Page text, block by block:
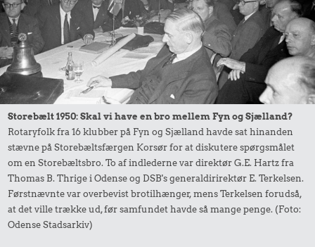
Storebælt 1950: Skal vi have en bro mellem Fyn og Sjælland?
Rotaryfolk fra 16 klubber på Fyn og Sjælland havde sat hinanden
stævne på Storebæltsfærgen Korsør for at diskutere spørgsmålet
om en Storebæltsbro. To af indlederne var direktør G.E. Hartz fra
Thomas B. Thrige i Odense og DSB's generaldirirektør E. Terkelsen.
Førstnævnte var overbevist brotilhænger, mens Terkelsen forudså,
at det ville trække ud, før samfundet havde så mange penge. (Foto:
Odense Stadsarkiv)